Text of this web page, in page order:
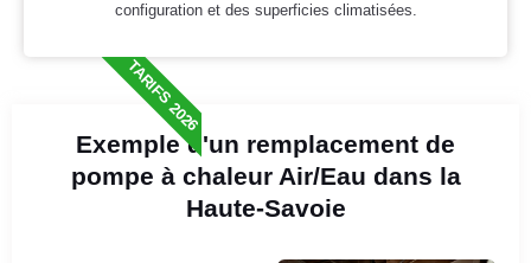
configuration et des superficies climatisées.
TARIFS 2026
Exemple d'un remplacement de
pompe à chaleur Air/Eau dans la
Haute-Savoie